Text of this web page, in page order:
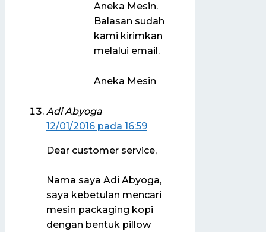
Aneka Mesin.
Balasan sudah
kami kirimkan
melalui email.
Aneka Mesin
Adi Abyoga
12/01/2016 pada 16:59
Dear customer service,
Nama saya Adi Abyoga,
saya kebetulan mencari
mesin packaging kopi
dengan bentuk pillow